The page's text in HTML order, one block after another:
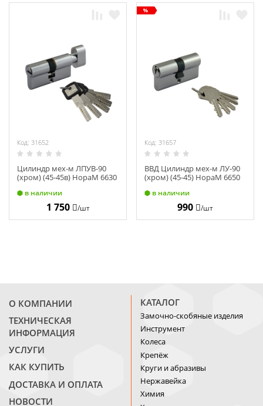
Код: 31652
Цилиндр мех-м ЛПУВ-90
(хром) (45-45в) НораМ 6630
в наличии
1 750 /шт
Код: 31657
ВВД Цилиндр мех-м ЛУ-90
(хром) (45-45) НораМ 6650
в наличии
990 /шт
О КОМПАНИИ
ТЕХНИЧЕСКАЯ
ИНФОРМАЦИЯ
УСЛУГИ
КАК КУПИТЬ
ДОСТАВКА И ОПЛАТА
НОВОСТИ
КАТАЛОГ
Замочно-скобяные изделия
Инструмент
Колеса
Крепёж
Круги и абразивы
Нержавейка
Химия